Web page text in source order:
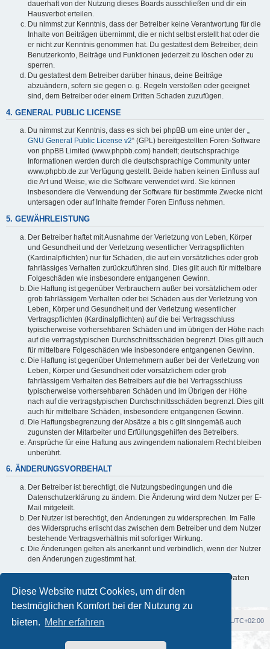
Diese Website nutzt Cookies, um dir den
bestmöglichen Komfort bei der Nutzung zu
bieten. Mehr erfahren
dauerhaft von der Nutzung dieses Boards ausschließen und dir ein
Hausverbot erteilen.
Du nimmst zur Kenntnis, dass der Betreiber keine Verantwortung für die
Inhalte von Beiträgen übernimmt, die er nicht selbst erstellt hat oder die
er nicht zur Kenntnis genommen hat. Du gestattest dem Betreiber, dein
Benutzerkonto, Beiträge und Funktionen jederzeit zu löschen oder zu
sperren.
Du gestattest dem Betreiber darüber hinaus, deine Beiträge
abzuändern, sofern sie gegen o. g. Regeln verstoßen oder geeignet
sind, dem Betreiber oder einem Dritten Schaden zuzufügen.
4. GENERAL PUBLIC LICENSE
Du nimmst zur Kenntnis, dass es sich bei phpBB um eine unter der „
GNU General Public License v2“ (GPL) bereitgestellten Foren-Software
von phpBB Limited (www.phpbb.com) handelt; deutschsprachige
Informationen werden durch die deutschsprachige Community unter
www.phpbb.de zur Verfügung gestellt. Beide haben keinen Einfluss auf
die Art und Weise, wie die Software verwendet wird. Sie können
insbesondere die Verwendung der Software für bestimmte Zwecke nicht
untersagen oder auf Inhalte fremder Foren Einfluss nehmen.
5. GEWÄHRLEISTUNG
Der Betreiber haftet mit Ausnahme der Verletzung von Leben, Körper
und Gesundheit und der Verletzung wesentlicher Vertragspflichten
(Kardinalpflichten) nur für Schäden, die auf ein vorsätzliches oder grob
fahrlässiges Verhalten zurückzuführen sind. Dies gilt auch für mittelbare
Folgeschäden wie insbesondere entgangenen Gewinn.
Die Haftung ist gegenüber Verbrauchern außer bei vorsätzlichem oder
grob fahrlässigem Verhalten oder bei Schäden aus der Verletzung von
Leben, Körper und Gesundheit und der Verletzung wesentlicher
Vertragspflichten (Kardinalpflichten) auf die bei Vertragsschluss
typischerweise vorhersehbaren Schäden und im übrigen der Höhe nach
auf die vertragstypischen Durchschnittsschäden begrenzt. Dies gilt auch
für mittelbare Folgeschäden wie insbesondere entgangenen Gewinn.
Die Haftung ist gegenüber Unternehmern außer bei der Verletzung von
Leben, Körper und Gesundheit oder vorsätzlichem oder grob
fahrlässigem Verhalten des Betreibers auf die bei Vertragsschluss
typischerweise vorhersehbaren Schäden und im Übrigen der Höhe
nach auf die vertragstypischen Durchschnittsschäden begrenzt. Dies gilt
auch für mittelbare Schäden, insbesondere entgangenen Gewinn.
Die Haftungsbegrenzung der Absätze a bis c gilt sinngemäß auch
zugunsten der Mitarbeiter und Erfüllungsgehilfen des Betreibers.
Ansprüche für eine Haftung aus zwingendem nationalem Recht bleiben
unberührt.
6. ÄNDERUNGSVORBEHALT
Der Betreiber ist berechtigt, die Nutzungsbedingungen und die
Datenschutzerklärung zu ändern. Die Änderung wird dem Nutzer per E-
Mail mitgeteilt.
Der Nutzer ist berechtigt, den Änderungen zu widersprechen. Im Falle
des Widerspruchs erlischt das zwischen dem Betreiber und dem Nutzer
bestehende Vertragsverhältnis mit sofortiger Wirkung.
Die Änderungen gelten als anerkannt und verbindlich, wenn der Nutzer
den Änderungen zugestimmt hat.
Informationen über den Umgang mit deinen persönlichen Daten
sind in der Datenschutzerklärung enthalten.
Foren-Übersicht UTC+02:00
Powered byphpBB® Forum Software © phpBB Limited